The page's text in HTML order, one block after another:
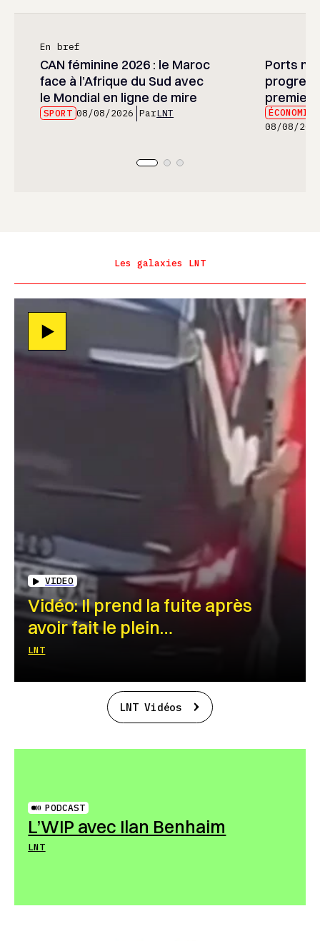
En bref
CAN féminine 2026 : le Maroc
face à l’Afrique du Sud avec
le Mondial en ligne de mire
SPORT 08/08/2026 ParLNT
Ports
premier
08/08/
Les galaxies LNT
VIDEO
Vidéo: Il prend la fuite après
avoir fait le plein…
LNT
LNT Vidéos
PODCAST
L’WIP avec Ilan Benhaim
LNT